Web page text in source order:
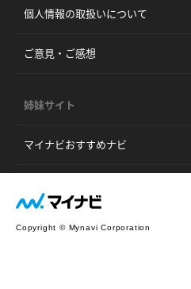
個人情報の取扱いについて
ご意見・ご感想
姉妹サイト
マイナビおすすめナビ
Copyright © Mynavi Corporation